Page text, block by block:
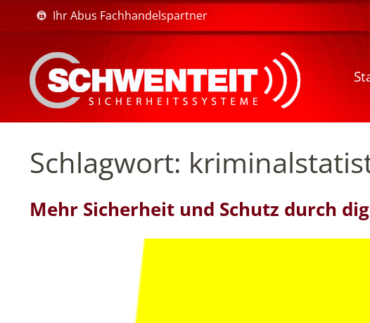
Ihr Abus Fachhandelspartner
Schlagwort:
Mehr Sicherheit und Schutz durch